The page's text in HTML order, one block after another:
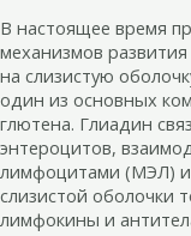
В настоящее время
механизмов
на слизистую
один из основных
глютена. Глиадин
энтероцитов,
лимфоцитами (МЭЛ) и
слизистой оболочки
лимфокины и